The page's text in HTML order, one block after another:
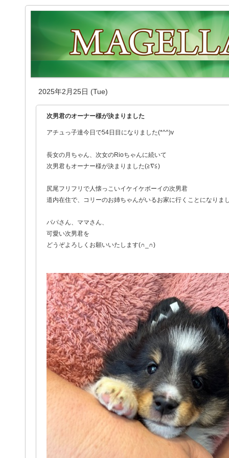
2025年2月25日 (Tue)
次男君のオーナー様が決まりました
アチュっ子達今日で54日目になりました(*^^)v
長女の月ちゃん、次女のRioちゃんに続いて
次男君もオーナー様が決まりました(≧∇≦)
尻尾フリフリで人懐っこいイケイケボーイの次男君
道内在住で、コリーのお姉ちゃんがいるお家に行くことになりま
パパさん、ママさん、
可愛い次男君を
どうぞよろしくお願いいたします(∩_∩)